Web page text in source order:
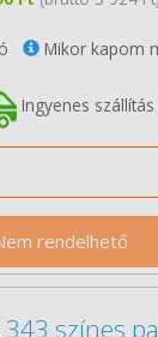
Mikor kapom
Ingyenes szállítás
rendelhető
színes